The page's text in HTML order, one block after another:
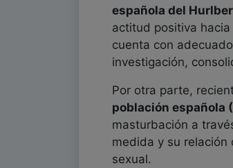
española del
actitud positiva
cuenta con
investigación,
Por otra parte,
población española
masturbación a
medida y su
sexual.